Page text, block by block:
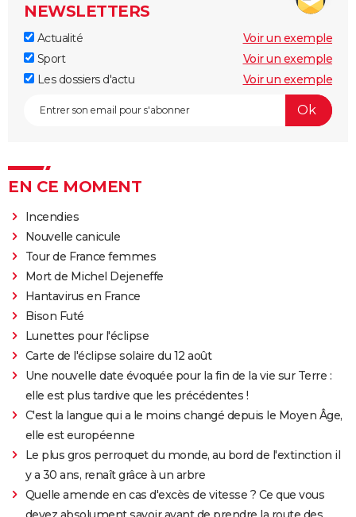
NEWSLETTERS
Actualité
Voir un exemple
Sport
Voir un exemple
Les dossiers d'actu
Voir un exemple
EN CE MOMENT
Incendies
Nouvelle canicule
Tour de France femmes
Mort de Michel Dejeneffe
Hantavirus en France
Bison Futé
Lunettes pour l'éclipse
Carte de l'éclipse solaire du 12 août
Une nouvelle date évoquée pour la fin de la vie sur Terre :
elle est plus tardive que les précédentes !
C'est la langue qui a le moins changé depuis le Moyen Âge,
elle est européenne
Le plus gros perroquet du monde, au bord de l'extinction il
y a 30 ans, renaît grâce à un arbre
Quelle amende en cas d'excès de vitesse ? Ce que vous